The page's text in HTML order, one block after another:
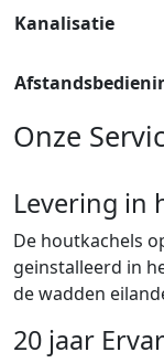
Kanalisatie
Onze
Levering in
De houtkachels
geinstalleerd in
de wadden
20 jaar